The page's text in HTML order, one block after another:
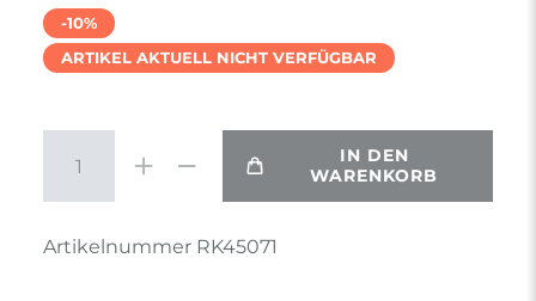
-10%
ARTIKEL AKTUELL NICHT VERFÜGBAR
IN DEN
WARENKORB
Artikelnummer RK45071